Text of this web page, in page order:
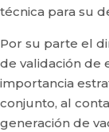
técnica para su
Por su parte el
de validación de
importancia
conjunto, al
generación de